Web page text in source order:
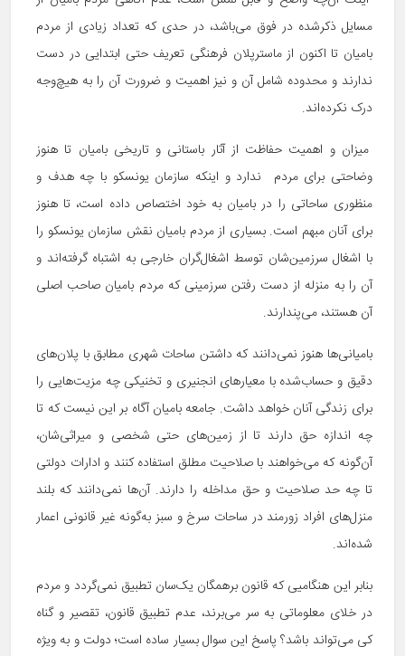
مسایل ذکرشده در فوق می‌باشد، در حدی که تعداد زیادی از مردم
بامیان تا اکنون از ماسترپلان فرهنگی تعریف حتی ابتدایی در دست
ندارند و محدوده شامل آن و نیز اهمیت و ضرورت آن را به هیچ‌وجه
درک نکرده‌اند.
میزان و اهمیت حفاظت از آثار باستانی و تاریخی بامیان تا هنوز
وضاحتی برای مردم ندارد و اینکه سازمان یونسکو با چه هدف و
منظوری ساحاتی را در بامیان به خود اختصاص داده است، تا هنوز
برای آنان مبهم است. بسیاری از مردم بامیان نقش سازمان یونسکو را
با اشغال سرزمین‌شان توسط اشغال‌گران خارجی به اشتباه گرفته‌اند و
آن را به منزله از دست رفتن سرزمینی که مردم بامیان صاحب اصلی
آن هستند، می‌پندارند.
بامیانی‌ها هنوز نمی‌دانند که داشتن ساحات شهری مطابق با پلان‌های
دقیق و حساب‌شده با معیارهای انجنیری و تخنیکی چه مزیت‌هایی را
برای زندگی آنان خواهد داشت. جامعه بامیان آگاه بر این نیست که تا
چه اندازه حق دارند تا از زمین‌های حتی شخصی و میراثی‌شان،
آن‌گونه که می‌خواهند با صلاحیت مطلق استفاده کنند و ادارات دولتی
تا چه حد صلاحیت و حق مداخله را دارند. آن‌ها نمی‌دانند که بلند
منزل‌های افراد زورمند در ساحات سرخ و سبز به‌گونه غیر قانونی اعمار
شده‌اند.
بنابر این هنگامیی که قانون برهمگان یک‌سان تطبیق نمی‌گردد و مردم
در خلای معلوماتی به سر می‌برند، عدم تطبیق قانون، تقصیر و گناه
کی می‌تواند باشد؟ پاسخ این سوال بسیار ساده است؛ دولت و به ویژه